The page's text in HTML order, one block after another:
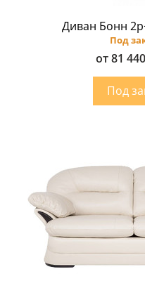
Диван Бонн
Под
от 81